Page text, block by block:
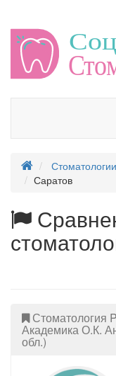
Стоматологии
Саратов
Стоматология
Академика О.К.
обл.)